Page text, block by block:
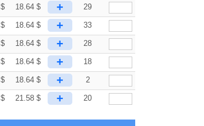
$ 18.64 $ + 29
$ 18.64 $ + 33
$ 18.64 $ + 28
$ 18.64 $ + 18
$ 18.64 $ + 2
$ 21.58 $ + 20